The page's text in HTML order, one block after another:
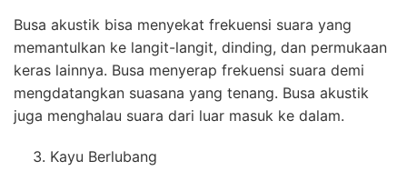
Busa akustik bisa menyekat frekuensi suara yang
memantulkan ke langit-langit, dinding, dan permukaan
keras lainnya. Busa menyerap frekuensi suara demi
mengdatangkan suasana yang tenang. Busa akustik
juga menghalau suara dari luar masuk ke dalam.
Kayu Berlubang